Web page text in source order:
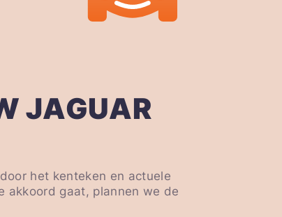
JAGUAR
het kenteken en actuele
akkoord gaat, plannen we de